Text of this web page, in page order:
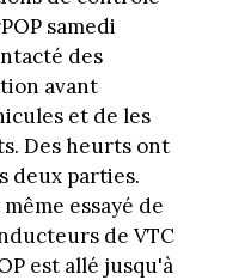
samedi
des
avant
et de les
Des heurts ont
deux parties.
essayé de
de VTC
est allé jusqu'à